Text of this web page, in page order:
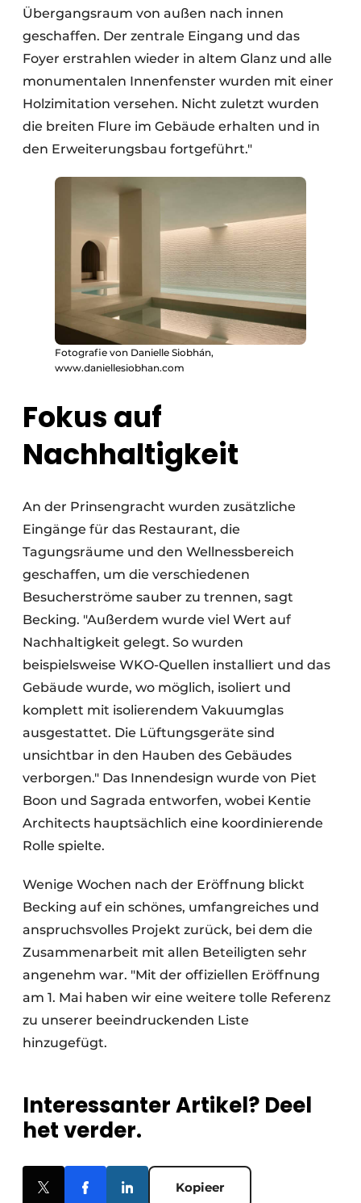
Übergangsraum von außen nach innen
geschaffen. Der zentrale Eingang und das
Foyer erstrahlen wieder in altem Glanz und alle
monumentalen Innenfenster wurden mit einer
Holzimitation versehen. Nicht zuletzt wurden
die breiten Flure im Gebäude erhalten und in
den Erweiterungsbau fortgeführt."
Fotografie von Danielle Siobhán,
www.daniellesiobhan.com
Fokus auf
Nachhaltigkeit
An der Prinsengracht wurden zusätzliche
Eingänge für das Restaurant, die
Tagungsräume und den Wellnessbereich
geschaffen, um die verschiedenen
Besucherströme sauber zu trennen, sagt
Becking. "Außerdem wurde viel Wert auf
Nachhaltigkeit gelegt. So wurden
beispielsweise WKO-Quellen installiert und das
Gebäude wurde, wo möglich, isoliert und
komplett mit isolierendem Vakuumglas
ausgestattet. Die Lüftungsgeräte sind
unsichtbar in den Hauben des Gebäudes
verborgen." Das Innendesign wurde von Piet
Boon und Sagrada entworfen, wobei Kentie
Architects hauptsächlich eine koordinierende
Rolle spielte.
Wenige Wochen nach der Eröffnung blickt
Becking auf ein schönes, umfangreiches und
anspruchsvolles Projekt zurück, bei dem die
Zusammenarbeit mit allen Beteiligten sehr
angenehm war. "Mit der offiziellen Eröffnung
am 1. Mai haben wir eine weitere tolle Referenz
zu unserer beeindruckenden Liste
hinzugefügt.
Interessanter Artikel? Deel
het verder.
Kopieer